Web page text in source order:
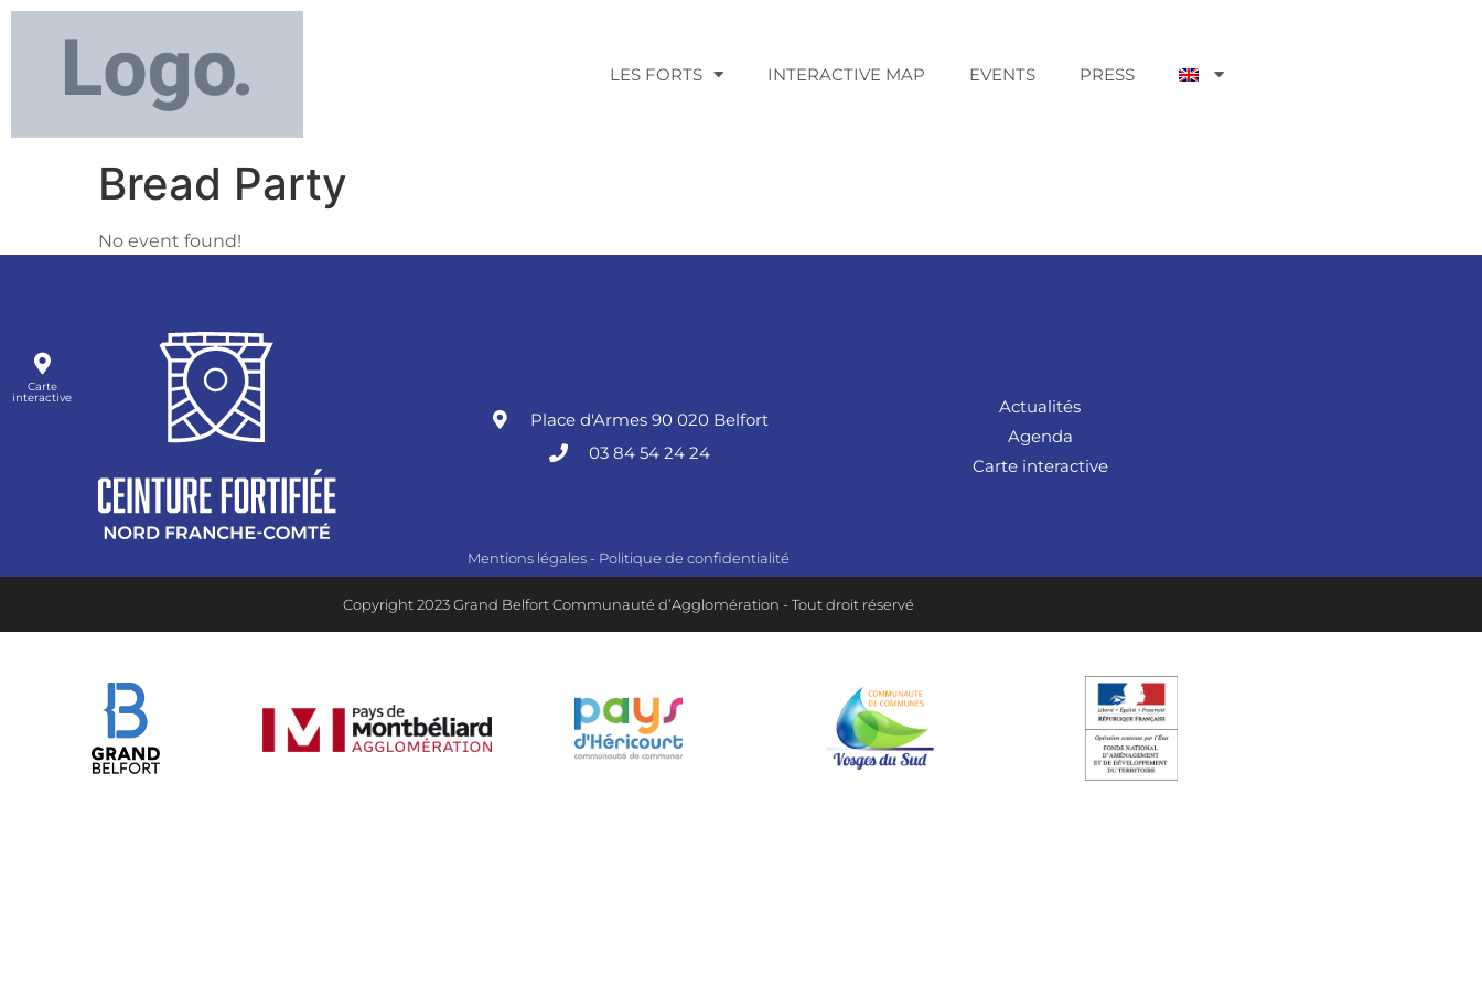
LES FORTS INTERACTIVE MAP EVENTS PRESS
Carte
interactive
Bread Party
No event found!
Place d'Armes 90 020 Belfort
03 84 54 24 24
Actualités
Agenda
Carte interactive
Mentions légales - Politique de confidentialité
Copyright 2023 Grand Belfort Communauté d’Agglomération - Tout droit réservé